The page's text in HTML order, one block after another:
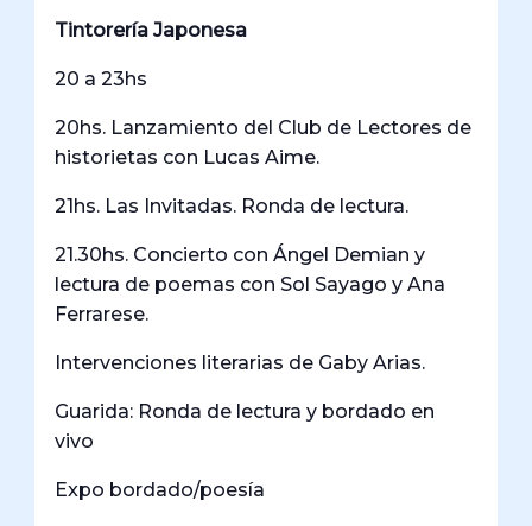
Tintorería Japonesa
20 a 23hs
20hs. Lanzamiento del Club de Lectores de
historietas con Lucas Aime.
21hs. Las Invitadas. Ronda de lectura.
21.30hs. Concierto con Ángel Demian y
lectura de poemas con Sol Sayago y Ana
Ferrarese.
Intervenciones literarias de Gaby Arias.
Guarida: Ronda de lectura y bordado en
vivo
Expo bordado/poesía